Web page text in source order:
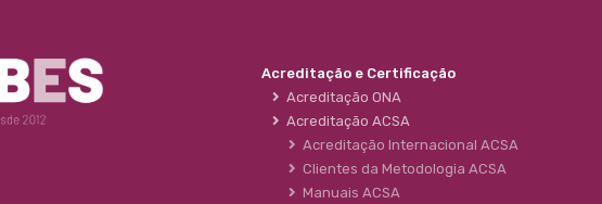
Acreditação e Certificação
Acreditação ONA
Acreditação ACSA
Acreditação Internacional ACSA
Clientes da Metodologia ACSA
Manuais ACSA